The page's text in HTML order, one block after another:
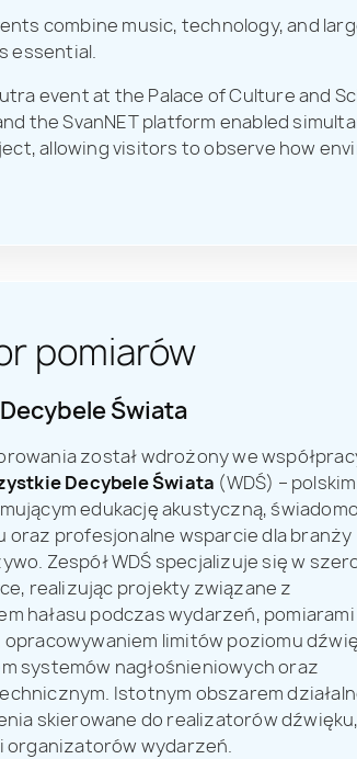
combine music, technology, and
essential.
event at the Palace of Culture and
the SvanNET platform enabled
allowing visitors to observe how
pomiarów
Świata
został wdrożony we
Decybele Świata (WDŚ) – polskim
edukację akustyczną,
oraz profesjonalne wsparcie dla branży
Zespół WDŚ specjalizuje się w
realizując projekty związane z
hałasu podczas wydarzeń, pomiarami
limitów poziomu
systemów nagłośnieniowych oraz
Istotnym obszarem
skierowane do realizatorów
organizatorów wydarzeń.